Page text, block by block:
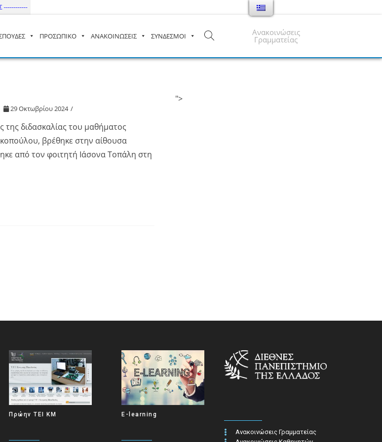
ΠΡΟΣΩΠΙΚΟ ΑΝΑΚΟΙΝΩΣΕΙΣ ΣΥΝΔΕΣΜΟΙ Ανακοινώσεις
Γραμματείας
29 Οκτωβρίου 2024
της διδασκαλίας του μαθήματος
βρέθηκε στην αίθουσα
από τον φοιτητή Ιάσονα Τοπάλη στη
">
Πρώην ΤΕΙ ΚΜ E-learning
Ανακοινώσεις Γραμματείας